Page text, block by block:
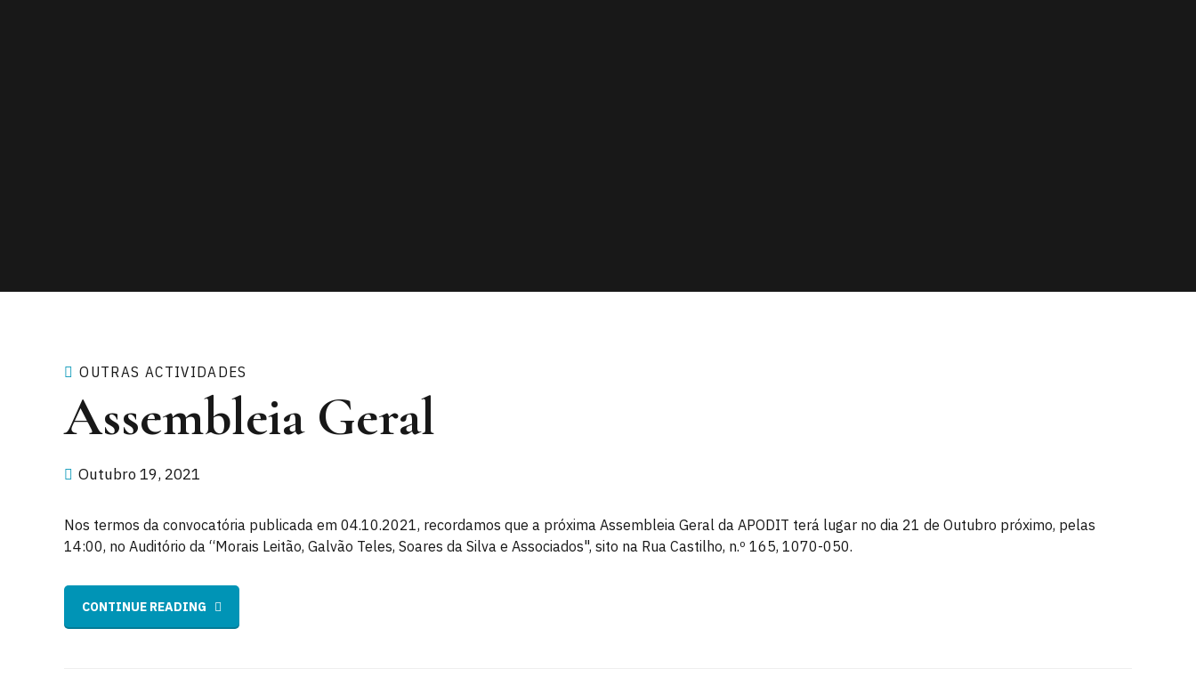
OUTRAS ACTIVIDADES
Assembleia Geral
Outubro 19, 2021
Nos termos da convocatória publicada em 04.10.2021, recordamos que a próxima Assembleia Geral da APODIT terá lugar no dia 21 de Outubro próximo, pelas
14:00, no Auditório da “Morais Leitão, Galvão Teles, Soares da Silva e Associados", sito na Rua Castilho, n.º 165, 1070-050.
CONTINUE READING